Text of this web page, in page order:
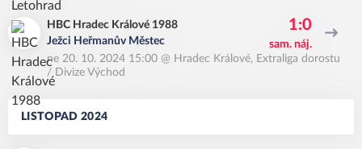
HBC Hradec Králové 1988
Ježci Heřmanův Městec
1:0
sam. náj.
ne 20. 10. 2024 15:00 @ Hradec Králové, Extraliga dorostu
/ Divize Východ
LISTOPAD 2024